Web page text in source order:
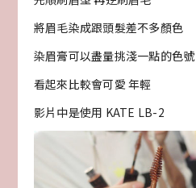
將眉毛染成跟頭髮差不多顏色
染眉膏可以盡量挑淺一點的色號
看起來比較會可愛 年輕
影片中是使用 KATE LB-2